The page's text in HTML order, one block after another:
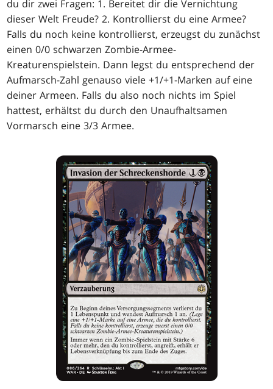
du dir zwei Fragen: 1. Bereitet dir die Vernichtung
dieser Welt Freude? 2. Kontrollierst du eine Armee?
Falls du noch keine kontrollierst, erzeugst du zunächst
einen 0/0 schwarzen Zombie-Armee-
Kreaturenspielstein. Dann legst du entsprechend der
Aufmarsch-Zahl genauso viele +1/+1-Marken auf eine
deiner Armeen. Falls du also noch nichts im Spiel
hattest, erhältst du durch den Unaufhaltsamen
Vormarsch eine 3/3 Armee.